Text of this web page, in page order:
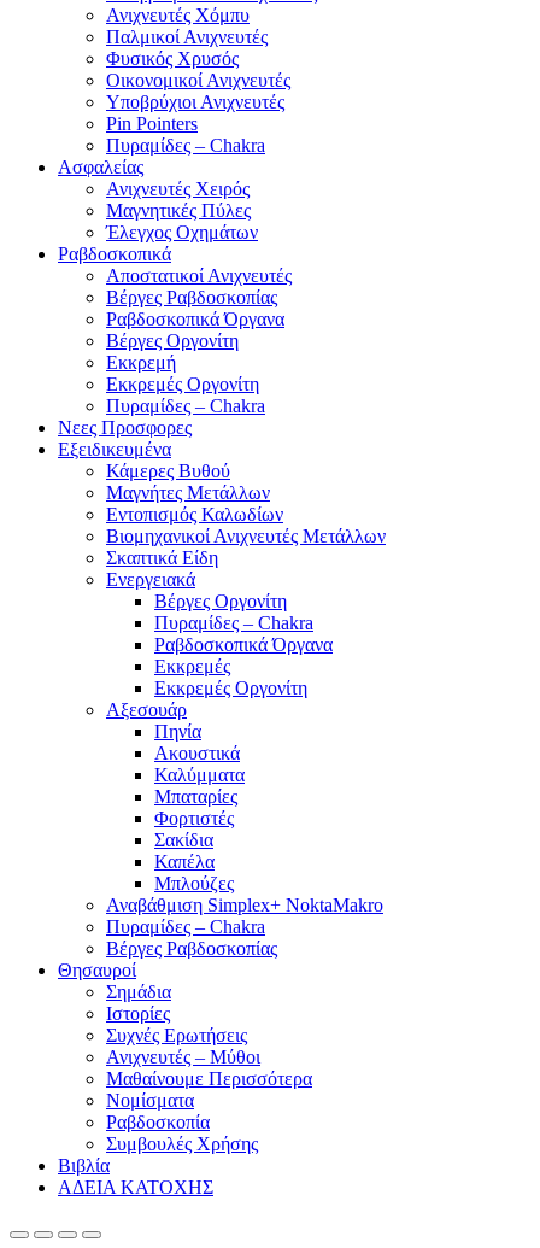
Ανιχνευτές Χόμπυ
Παλμικοί Ανιχνευτές
Φυσικός Χρυσός
Οικονομικοί Ανιχνευτές
Υποβρύχιοι Ανιχνευτές
Pin Pointers
Πυραμίδες – Chakra
Ασφαλείας
Ανιχνευτές Χειρός
Μαγνητικές Πύλες
Έλεγχος Οχημάτων
Ραβδοσκοπικά
Αποστατικοί Ανιχνευτές
Βέργες Ραβδοσκοπίας
Ραβδοσκοπικά Όργανα
Βέργες Οργονίτη
Εκκρεμή
Εκκρεμές Οργονίτη
Πυραμίδες – Chakra
Νεες Προσφορες
Εξειδικευμένα
Κάμερες Βυθού
Μαγνήτες Μετάλλων
Εντοπισμός Καλωδίων
Βιομηχανικοί Ανιχνευτές Μετάλλων
Σκαπτικά Είδη
Ενεργειακά
Βέργες Οργονίτη
Πυραμίδες – Chakra
Ραβδοσκοπικά Όργανα
Εκκρεμές
Εκκρεμές Οργονίτη
Αξεσουάρ
Πηνία
Ακουστικά
Καλύμματα
Μπαταρίες
Φορτιστές
Σακίδια
Καπέλα
Μπλούζες
Αναβάθμιση Simplex+ NoktaMakro
Πυραμίδες – Chakra
Βέργες Ραβδοσκοπίας
Θησαυροί
Σημάδια
Ιστορίες
Συχνές Ερωτήσεις
Ανιχνευτές – Μύθοι
Μαθαίνουμε Περισσότερα
Νομίσματα
Ραβδοσκοπία
Συμβουλές Χρήσης
Βιβλία
ΑΔΕΙΑ ΚΑΤΟΧΗΣ